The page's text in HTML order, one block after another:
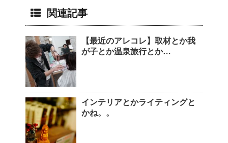
関連記事
【最近のアレコレ】取材とか我
が子とか温泉旅行とか…
インテリアとかライティングと
かね。。